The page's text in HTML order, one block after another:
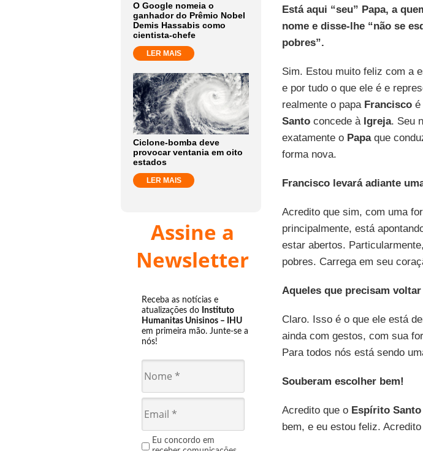
O Google nomeia o
ganhador do Prêmio Nobel
Demis Hassabis como
cientista-chefe
LER MAIS
Ciclone-bomba deve
provocar ventania em oito
estados
LER MAIS
Assine a
Newsletter
Receba as notícias e
atualizações do Instituto
Humanitas Unisinos – IHU
em primeira mão. Junte-se a
nós!
Eu concordo em
Está aqui “seu” Papa, a
nome e disse-lhe “não se
pobres”.
Sim. Estou muito feliz com a
e por tudo o que ele é e
realmente o papa Franciscoé
Santoconcede à Igreja. Seu
exatamente o Papaque
forma nova.
Francisco levará adiante
Acredito que sim, com uma
principalmente, está
estar abertos.
pobres. Carrega em seu
Aqueles que precisam
Claro. Isso é o que ele está
ainda com gestos, com sua
Para todos nós está sendo
Souberam escolher bem!
Acredito que o Espírito Santo
bem, e eu estou feliz.